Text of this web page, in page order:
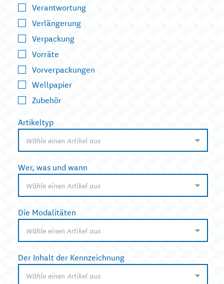
Verantwortung
Verlängerung
Verpackung
Vorräte
Vorverpackungen
Wellpapier
Zubehör
Artikeltyp
Wähle einen Artikel aus
Wer, was und wann
Wähle einen Artikel aus
Die Modalitäten
Wähle einen Artikel aus
Der Inhalt der Kennzeichnung
Wähle einen Artikel aus